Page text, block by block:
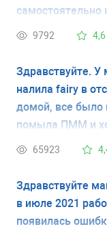
самостоятельно
мастера?
9792 4,6
Здравствуйте.
налила fairy в
домой, все было
помыла ПММ и
она очень
уже третий
ли оживить Ее
65923
Здравствуйте
в июле 2021
появилась